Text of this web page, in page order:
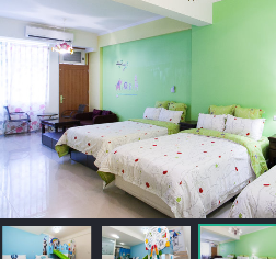
台
灣
直
跟
飯